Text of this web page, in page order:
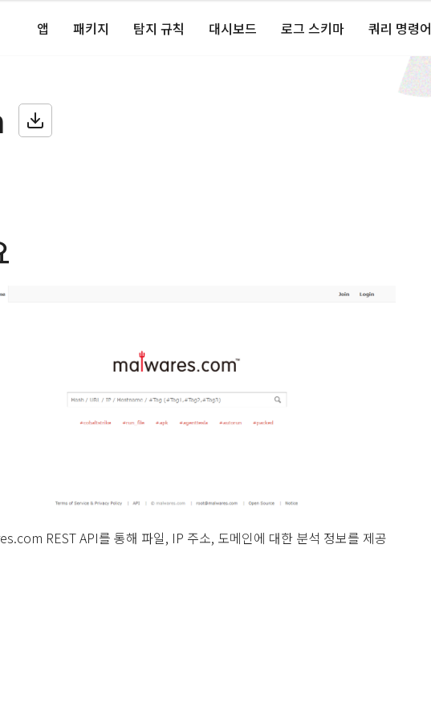
앱 패키지 탐지 규칙 대시보드 로그 스키마 쿼리 명령어
REST API를 통해 파일, IP 주소, 도메인에 대한 분석 정보를 제공